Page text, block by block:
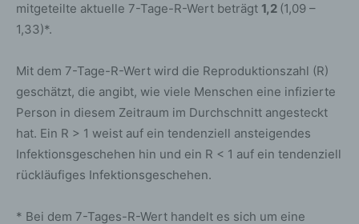
mitgeteilte aktuelle 7-Tage-R-Wert beträgt 1,2 (1,09 –
1,33)*.
Mit dem 7-Tage-R-Wert wird die Reproduktionszahl (R)
geschätzt, die angibt, wie viele Menschen eine infizierte
Person in diesem Zeitraum im Durchschnitt angesteckt
hat. Ein R > 1 weist auf ein tendenziell ansteigendes
Infektionsgeschehen hin und ein R < 1 auf ein tendenziell
rückläufiges Infektionsgeschehen.
* Bei dem 7-Tages-R-Wert handelt es sich um eine